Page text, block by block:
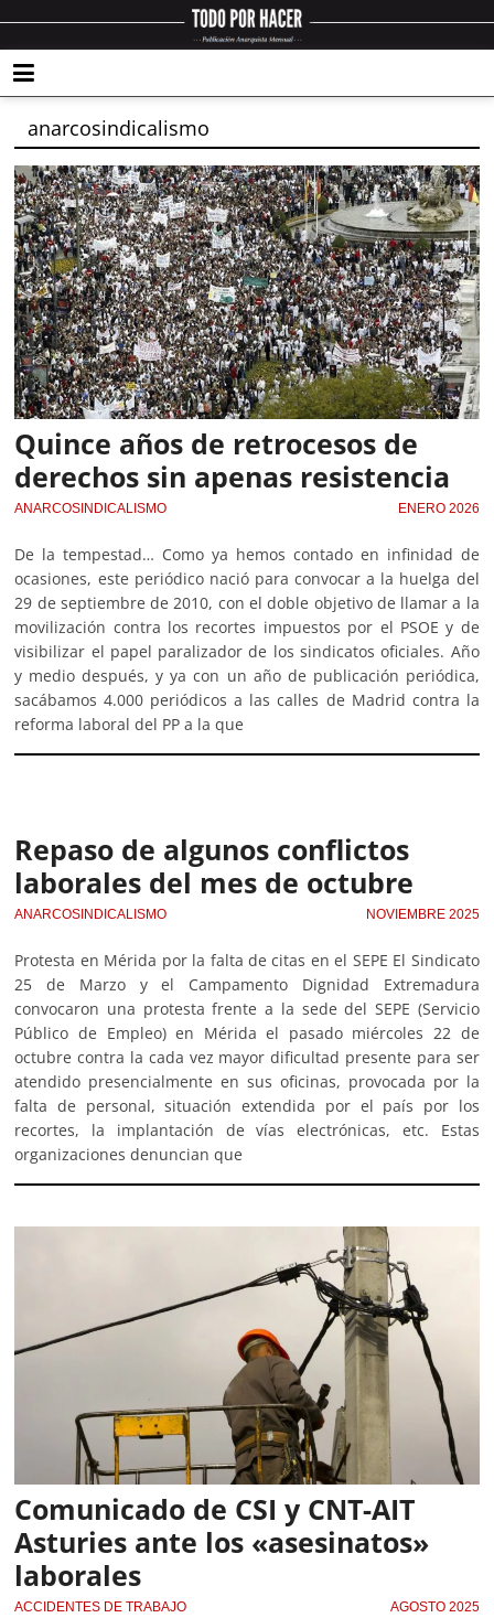
anarcosindicalismo
Quince años de retrocesos de
derechos sin apenas resistencia
ANARCOSINDICALISMO ENERO 2026
De la tempestad… Como ya hemos contado en infinidad de
ocasiones, este periódico nació para convocar a la huelga del
29 de septiembre de 2010, con el doble objetivo de llamar a la
movilización contra los recortes impuestos por el PSOE y de
visibilizar el papel paralizador de los sindicatos oficiales. Año
y medio después, y ya con un año de publicación periódica,
sacábamos 4.000 periódicos a las calles de Madrid contra la
reforma laboral del PP a la que
Repaso de algunos conflictos
laborales del mes de octubre
ANARCOSINDICALISMO NOVIEMBRE 2025
Protesta en Mérida por la falta de citas en el SEPE El Sindicato
25 de Marzo y el Campamento Dignidad Extremadura
convocaron una protesta frente a la sede del SEPE (Servicio
Público de Empleo) en Mérida el pasado miércoles 22 de
octubre contra la cada vez mayor dificultad presente para ser
atendido presencialmente en sus oficinas, provocada por la
falta de personal, situación extendida por el país por los
recortes, la implantación de vías electrónicas, etc. Estas
organizaciones denuncian que
Comunicado de CSI y CNT-AIT
Asturies ante los «asesinatos»
laborales
ACCIDENTES DE TRABAJO AGOSTO 2025